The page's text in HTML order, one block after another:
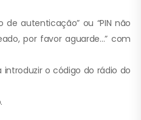
de autenticação” ou “PIN não
por favor aguarde…” com
introduzir o código do rádio do